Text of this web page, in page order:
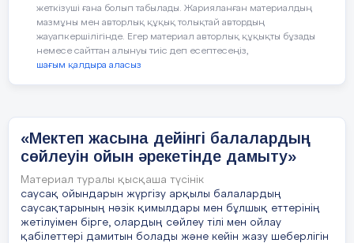
жеткізуші ғана болып табылады. Жарияланған материалдың
мазмұны мен авторлық құқық толықтай автордың
жауапкершілігінде. Егер материал авторлық құқықты бұзады
немесе сайттан алынуы тиіс деп есептесеңіз,
шағым қалдыра аласыз
«Мектеп жасына дейінгі балалардың
сөйлеуін ойын әрекетінде дамыту»
Материал туралы қысқаша түсінік
саусақ ойындарын жүргізу арқылы балалардың
саусақтарының нәзік қимылдары мен бұлшық еттерінің
жетілуімен бірге, олардың сөйлеу тілі мен ойлау
қабілеттері дамитын болады және кейін жазу шеберлігін